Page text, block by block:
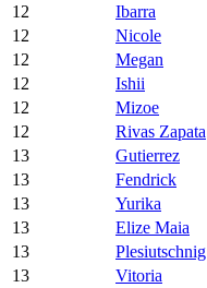
12
Ibarra
12
Nicole
12
Megan
12
Ishii
12
Mizoe
12
Rivas Zapata
13
Gutierrez
13
Fendrick
13
Yurika
13
Elize Maia
13
Plesiutschnig
13
Vitoria